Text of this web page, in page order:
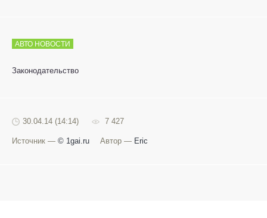
АВТО НОВОСТИ
Законодательство
30.04.14 (14:14) 7 427
Источник — © 1gai.ru Автор — Eric